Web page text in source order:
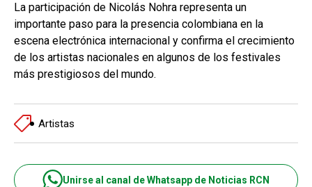
La participación de Nicolás Nohra representa un
importante paso para la presencia colombiana en la
escena electrónica internacional y confirma el crecimiento
de los artistas nacionales en algunos de los festivales
más prestigiosos del mundo.
Artistas
Unirse al canal de Whatsapp de Noticias RCN